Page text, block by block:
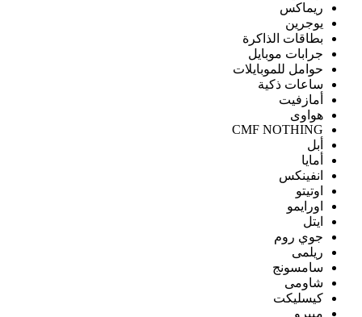
ريماكس
يوجرين
بطاقات الذاكرة
جرابات موبايل
حوامل للموبايلات
ساعات ذكية
أمازفيت
هواوى
CMF NOTHING
أبل
أمايا
انفينكس
اوتيتو
اورايمو
ايتل
جوي روم
ريلمى
سامسونج
شاومى
كيسليكت
ميبرو